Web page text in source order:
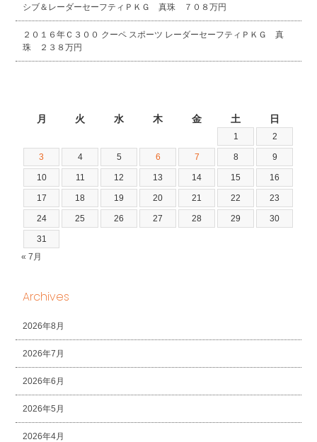
シブ＆レーダーセーフティＰＫＧ 真珠 ７０８万円
２０１６年Ｃ３００ クーペ スポーツ レーダーセーフティＰＫＧ 真
珠 ２３８万円
月 火 水 木 金 土 日
1 2
3 4 5 6 7 8 9
10 11 12 13 14 15 16
17 18 19 20 21 22 23
24 25 26 27 28 29 30
31
« 7月
Archives
2026年8月
2026年7月
2026年6月
2026年5月
2026年4月